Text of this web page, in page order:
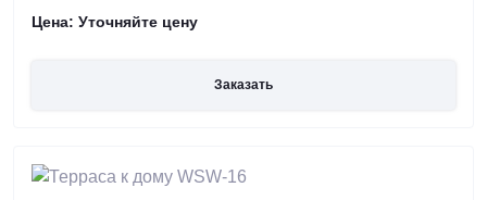
Цена: Уточняйте цену
Заказать